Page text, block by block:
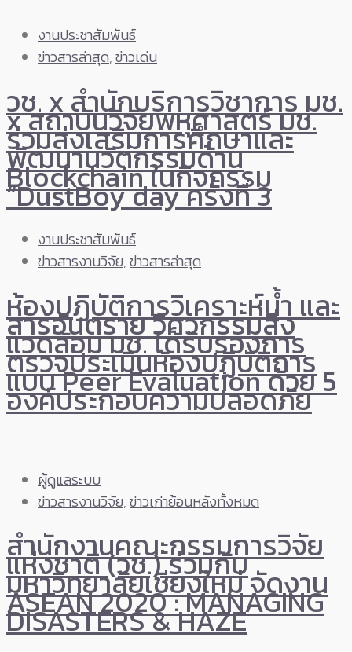
งานประชาสัมพันธ์
ข่าวสารล่าสุด,ข่าวเด่น
วช. x สำนักบริการวิชาการ มช.
x สถาบันวิจัยพหุศาสตร์ มช.
ร่วมส่งเสริมการศึกษาและ
พัฒนานวัตกรรมด้าน
Blockchain ในกิจกรรม
“DustBoy day ครั้งที่ 3
งานประชาสัมพันธ์
ข่าวสารงานวิจัย,ข่าวสารล่าสุด
ห้องปฏิบัติการวิเคราะห์น้ำ และ
สารอันตราย วิศวกรรมสิ่ง
แวดล้อม มช. ได้รับรองการ
ตรวจประเมินห้องปฏิบัติการ
แบบ Peer Evaluation ด้วย 5
องค์ประกอบความปลอดภัย
ผู้ดูแลระบบ
ข่าวสารงานวิจัย,ข่าวเก่าย้อนหลังทั้งหมด
สำนักงานคณะกรรมการวิจัย
แห่งชาติ (วช.) ร่วมกับ
มหาวิทยาลัยเชียงใหม่ จัดงาน
ASEAN 2020 : MANAGING
DISASTERS & HAZE